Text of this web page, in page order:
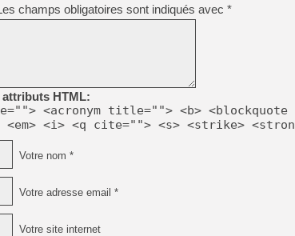
[GK] Endless Legend 2 :
[LS] [PS5] Le WebKit
[GK] Oubliez Crazy Taxi,
[LS] [Switch] NSZ 5.0.0
[GK] No More Room in
[GK] Un chatbot Atelier
[GK] Mémoire cash -
[GK] Nvidia : le prix des
[GK] Suikoden Star Leap
champs obligatoires sont indiqués avec *
attributs HTML:
<acronym title=""> <b> <blockquote
<i> <q cite=""> <s> <strike>
Votre nom *
Votre adresse email *
Votre site internet